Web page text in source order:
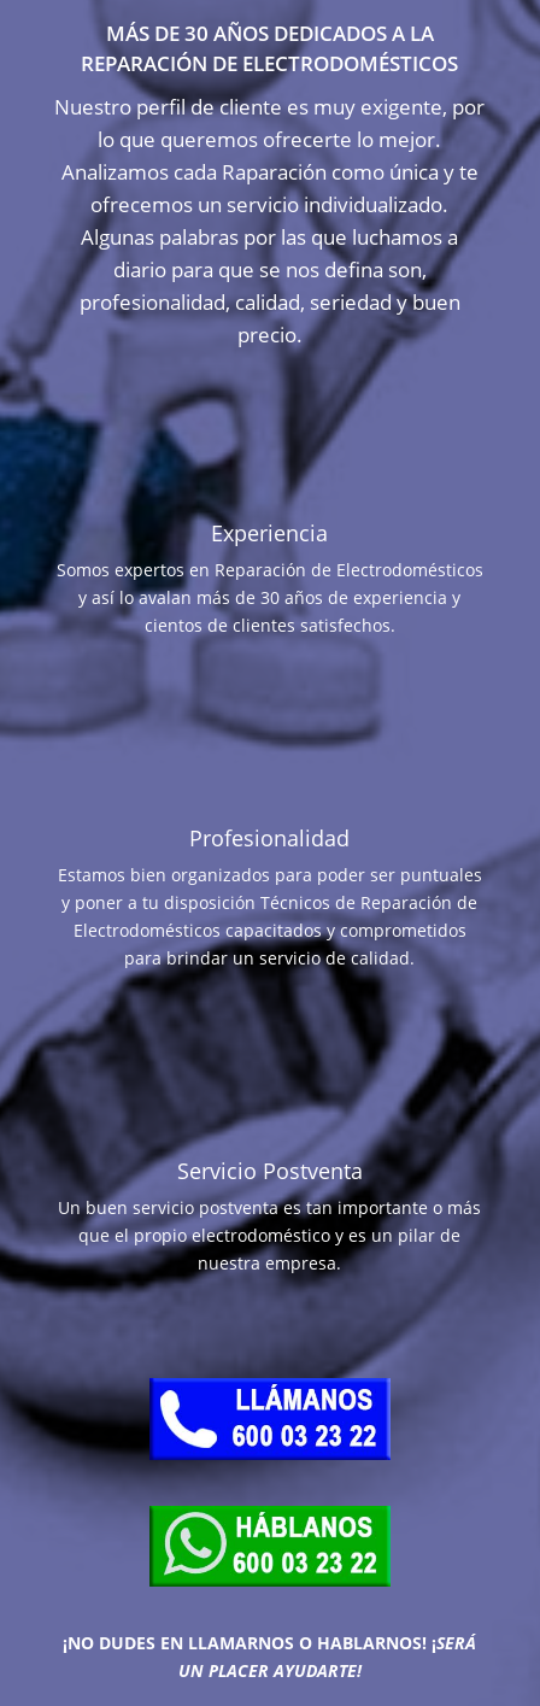
MÁS DE 30 AÑOS DEDICADOS A LA
REPARACIÓN DE ELECTRODOMÉSTICOS
Nuestro perfil de cliente es muy exigente, por
lo que queremos ofrecerte lo mejor.
Analizamos cada Raparación como única y te
ofrecemos un servicio individualizado.
Algunas palabras por las que luchamos a
diario para que se nos defina son,
profesionalidad, calidad, seriedad y buen
precio.
Experiencia
Somos expertos en Reparación de Electrodomésticos
y así lo avalan más de 30 años de experiencia y
cientos de clientes satisfechos.
Profesionalidad
Estamos bien organizados para poder ser puntuales
y poner a tu disposición Técnicos de Reparación de
Electrodomésticos capacitados y comprometidos
para brindar un servicio de calidad.
Servicio Postventa
Un buen servicio postventa es tan importante o más
que el propio electrodoméstico y es un pilar de
nuestra empresa.
¡NO DUDES EN LLAMARNOS O HABLARNOS! ¡SERÁ
UN PLACER AYUDARTE!